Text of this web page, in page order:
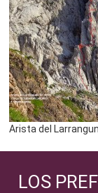
Arista del
LOS